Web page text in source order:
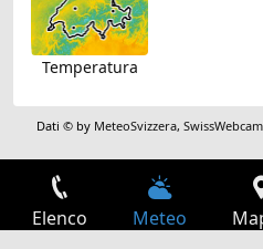
Temperatura
Dati © by MeteoSvizzera,
Elenco Meteo